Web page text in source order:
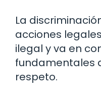
La
acciones
ilegal y va en
fundamentales
respeto.